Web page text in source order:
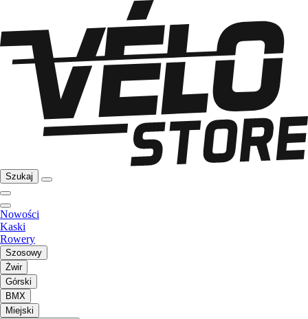
Szukaj
Nowości
Kaski
Rowery
Szosowy
Żwir
Górski
BMX
Miejski